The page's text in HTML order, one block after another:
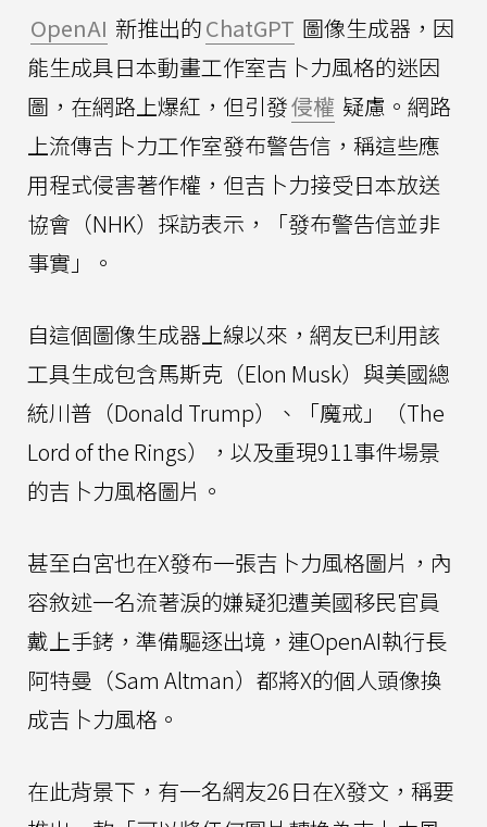
OpenAI 新推出的ChatGPT 圖像生成器，因
能生成具日本動畫工作室吉卜力風格的迷因
圖，在網路上爆紅，但引發侵權 疑慮。網路
上流傳吉卜力工作室發布警告信，稱這些應
用程式侵害著作權，但吉卜力接受日本放送
協會（NHK）採訪表示，「發布警告信並非
事實」。
自這個圖像生成器上線以來，網友已利用該
工具生成包含馬斯克（Elon Musk）與美國總
統川普（Donald Trump）、「魔戒」（The
Lord of the Rings），以及重現911事件場景
的吉卜力風格圖片。
甚至白宮也在X發布一張吉卜力風格圖片，內
容敘述一名流著淚的嫌疑犯遭美國移民官員
戴上手銬，準備驅逐出境，連OpenAI執行長
阿特曼（Sam Altman）都將X的個人頭像換
成吉卜力風格。
在此背景下，有一名網友26日在X發文，稱要